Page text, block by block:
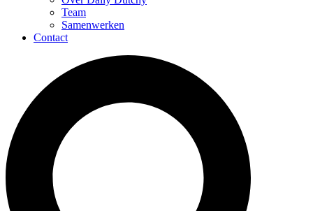
Team
Samenwerken
Contact